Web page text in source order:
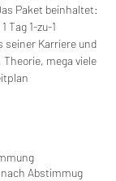
Paket beinhaltet:
Tag 1-zu-1
seiner Karriere und
mega viele
Abstimmug